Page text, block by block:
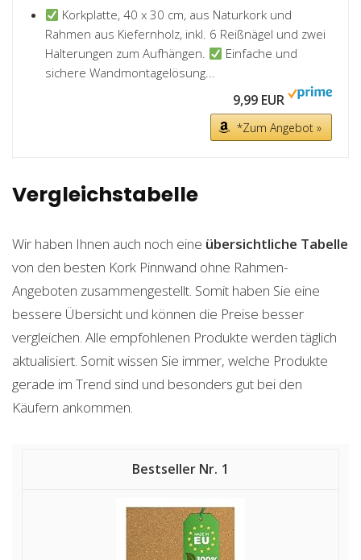
Korkplatte, 40 x 30 cm, aus Naturkork und
Rahmen aus Kiefernholz, inkl. 6 Reißnägel und zwei
Halterungen zum Aufhängen.
Einfache und
sichere Wandmontagelösung...
9,99 EUR
*Zum Angebot »
Vergleichstabelle
Wir haben Ihnen auch noch eine übersichtliche Tabelle
von den besten Kork Pinnwand ohne Rahmen-
Angeboten zusammengestellt. Somit haben Sie eine
bessere Übersicht und können die Preise besser
vergleichen. Alle empfohlenen Produkte werden täglich
aktualisiert. Somit wissen Sie immer, welche Produkte
gerade im Trend sind und besonders gut bei den
Käufern ankommen.
1